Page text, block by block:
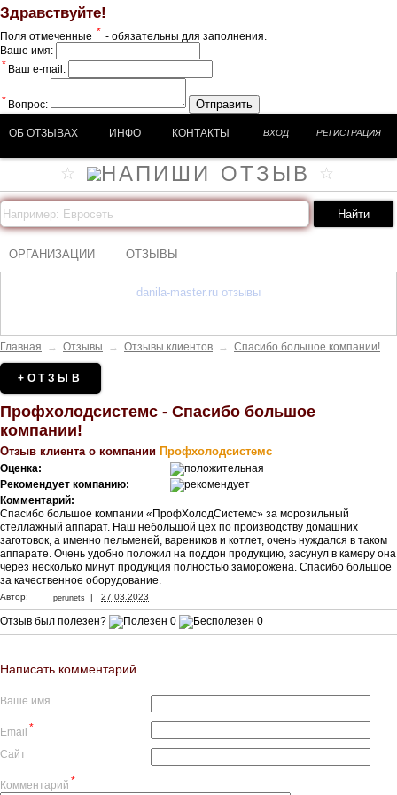
Здравствуйте!
Поля отмеченные * - обязательны для заполнения.
Ваше имя:
* Ваш e-mail:
* Вопрос: Отправить
ОБ ОТЗЫВАХ ИНФО КОНТАКТЫ ВХОД РЕГИСТРАЦИЯ
ОРГАНИЗАЦИИ ОТЗЫВЫ
danila-master.ru отзывы
Главная → Отзывы → Отзывы клиентов → Спасибо большое компании!
+ОТЗЫВ
Профхолодсистемс - Спасибо большое
компании!
Отзыв клиента о компании Профхолодсистемс
Оценка:
Рекомендует компанию:
Комментарий:
Спасибо большое компании «ПрофХолодСистемс» за морозильный
стеллажный аппарат. Наш небольшой цех по производству домашних
заготовок, а именно пельменей, вареников и котлет, очень нуждался в таком
аппарате. Очень удобно положил на поддон продукцию, засунул в камеру она
через несколько минут продукция полностью заморожена. Спасибо большое
за качественное оборудование.
Автор: perunets | 27.03.2023
Отзыв был полезен? 0 0
Написать комментарий
Ваше имя
Email *
Сайт
Комментарий *